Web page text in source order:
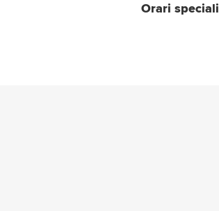
Orari speciali